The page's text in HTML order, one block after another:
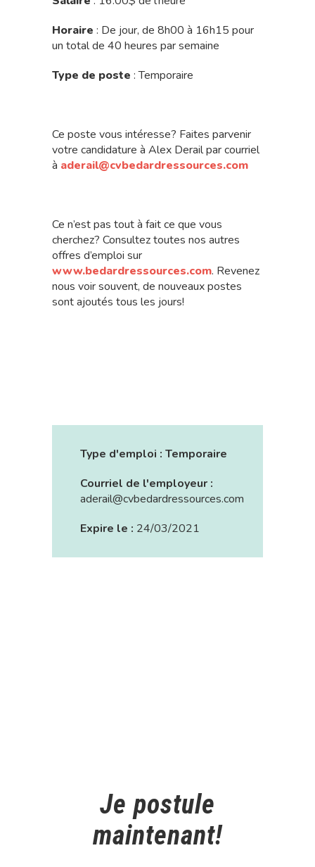
Horaire : De jour, de 8h00 à 16h15 pour
un total de 40 heures par semaine
Type de poste : Temporaire
Ce poste vous intéresse? Faites parvenir
votre candidature à Alex Derail par courriel
à aderail@cvbedardressources.com
Ce n’est pas tout à fait ce que vous
cherchez? Consultez toutes nos autres
offres d’emploi sur
www.bedardressources.com. Revenez
nous voir souvent, de nouveaux postes
sont ajoutés tous les jours!
Type d'emploi : Temporaire
Courriel de l'employeur :
aderail@cvbedardressources.com
Expire le : 24/03/2021
Je postule
maintenant!